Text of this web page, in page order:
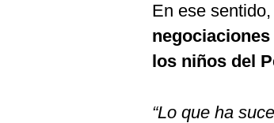
En ese
los niños del
“Lo que ha